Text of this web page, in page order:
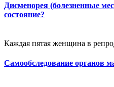
Дисменорея (болезненные
состояние?
Каждая пятая женщина в
Самообследование органов